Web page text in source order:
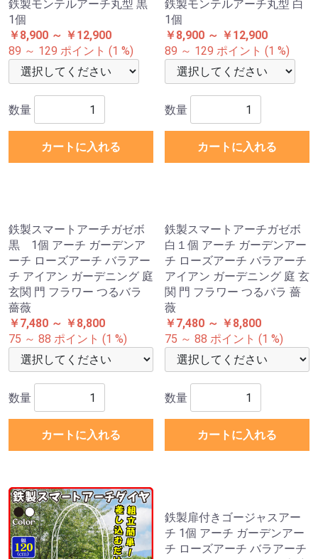
鉄製モンテルアーチ丸型 黒
￥8,900 ～ ￥12,900
数量
カートに入れる
鉄製モンテルアーチ丸型 白
￥8,900 ～ ￥12,900
数量
カートに入れる
鉄製スマートアーチガゼボ
黒 1個 アーチ ガーデンア
ーチ ローズアーチ バラアー
チ アイアン ガーデニング 庭
玄関 門 フラワー つるバラ
チ ローズアーチ バラアーチ
アイアン ガーデニング 庭 玄
関 門 フラワー つるバラ 薔